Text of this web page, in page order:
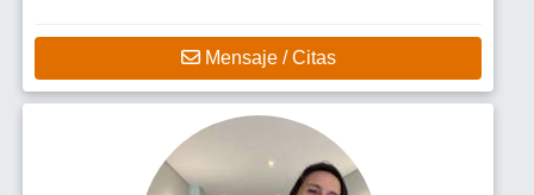
Mensaje / Citas